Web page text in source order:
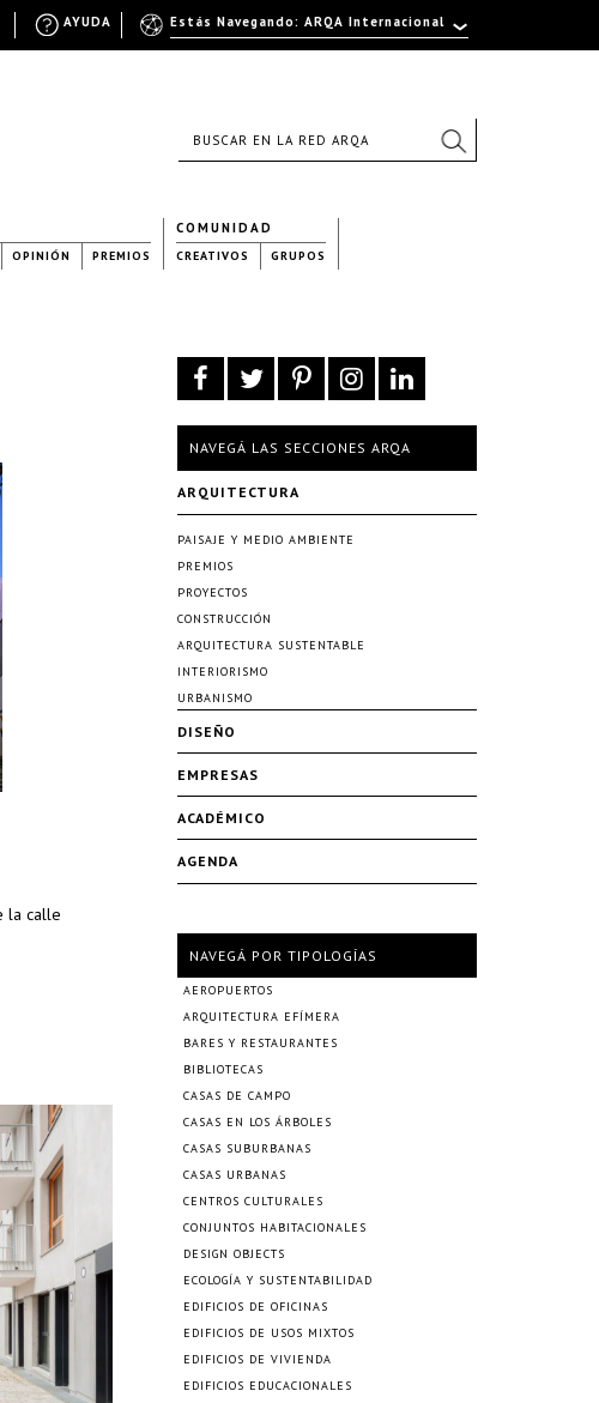
OPINIÓN PREMIOS
COMUNIDAD
CREATIVOS GRUPOS
la calle
NAVEGÁ LAS SECCIONES ARQA
ARQUITECTURA
PAISAJE Y MEDIO AMBIENTE
PREMIOS
PROYECTOS
CONSTRUCCIÓN
ARQUITECTURA SUSTENTABLE
INTERIORISMO
URBANISMO
DISEÑO
EMPRESAS
ACADÉMICO
AGENDA
NAVEGÁ POR TIPOLOGÍAS
AEROPUERTOS
ARQUITECTURA EFÍMERA
BARES Y RESTAURANTES
BIBLIOTECAS
CASAS DE CAMPO
CASAS EN LOS ÁRBOLES
CASAS SUBURBANAS
CASAS URBANAS
CENTROS CULTURALES
CONJUNTOS HABITACIONALES
DESIGN OBJECTS
ECOLOGÍA Y SUSTENTABILIDAD
EDIFICIOS DE OFICINAS
EDIFICIOS DE USOS MIXTOS
EDIFICIOS DE VIVIENDA
EDIFICIOS EDUCACIONALES
Estás Navegando: ARQA Internacional
AYUDA